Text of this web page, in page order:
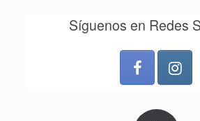
Síguenos en Redes